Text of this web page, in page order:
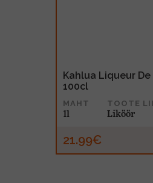
Kahlua Liqueur De
100cl
MAHT
1l
TOOTE
Liköör
21.99€